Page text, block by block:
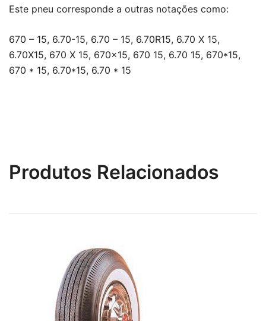
Este pneu corresponde a outras notações como:
670 – 15, 6.70-15, 6.70 – 15, 6.70R15, 6.70 X 15,
6.70X15, 670 X 15, 670×15, 670 15, 6.70 15, 670*15,
670 * 15, 6.70*15, 6.70 * 15
Produtos Relacionados